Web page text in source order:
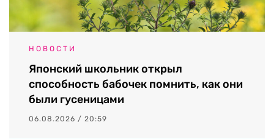
НОВОСТИ
Японский школьник открыл
способность бабочек помнить, как они
были гусеницами
06.08.2026 / 20:59